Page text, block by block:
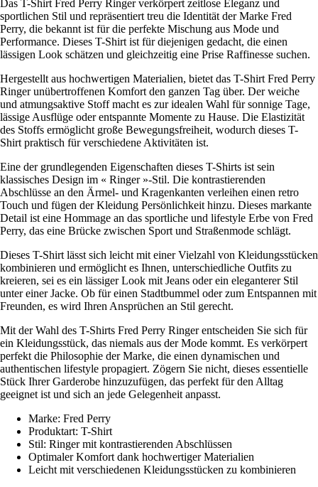
Das T-Shirt Fred Perry Ringer verkörpert zeitlose Eleganz und
sportlichen Stil und repräsentiert treu die Identität der Marke Fred
Perry, die bekannt ist für die perfekte Mischung aus Mode und
Performance. Dieses T-Shirt ist für diejenigen gedacht, die einen
lässigen Look schätzen und gleichzeitig eine Prise Raffinesse suchen.
Hergestellt aus hochwertigen Materialien, bietet das T-Shirt Fred Perry
Ringer unübertroffenen Komfort den ganzen Tag über. Der weiche
und atmungsaktive Stoff macht es zur idealen Wahl für sonnige Tage,
lässige Ausflüge oder entspannte Momente zu Hause. Die Elastizität
des Stoffs ermöglicht große Bewegungsfreiheit, wodurch dieses T-
Shirt praktisch für verschiedene Aktivitäten ist.
Eine der grundlegenden Eigenschaften dieses T-Shirts ist sein
klassisches Design im « Ringer »-Stil. Die kontrastierenden
Abschlüsse an den Ärmel- und Kragenkanten verleihen einen retro
Touch und fügen der Kleidung Persönlichkeit hinzu. Dieses markante
Detail ist eine Hommage an das sportliche und lifestyle Erbe von Fred
Perry, das eine Brücke zwischen Sport und Straßenmode schlägt.
Dieses T-Shirt lässt sich leicht mit einer Vielzahl von Kleidungsstücken
kombinieren und ermöglicht es Ihnen, unterschiedliche Outfits zu
kreieren, sei es ein lässiger Look mit Jeans oder ein eleganterer Stil
unter einer Jacke. Ob für einen Stadtbummel oder zum Entspannen mit
Freunden, es wird Ihren Ansprüchen an Stil gerecht.
Mit der Wahl des T-Shirts Fred Perry Ringer entscheiden Sie sich für
ein Kleidungsstück, das niemals aus der Mode kommt. Es verkörpert
perfekt die Philosophie der Marke, die einen dynamischen und
authentischen lifestyle propagiert. Zögern Sie nicht, dieses essentielle
Stück Ihrer Garderobe hinzuzufügen, das perfekt für den Alltag
geeignet ist und sich an jede Gelegenheit anpasst.
Marke: Fred Perry
Produktart: T-Shirt
Stil: Ringer mit kontrastierenden Abschlüssen
Optimaler Komfort dank hochwertiger Materialien
Leicht mit verschiedenen Kleidungsstücken zu kombinieren